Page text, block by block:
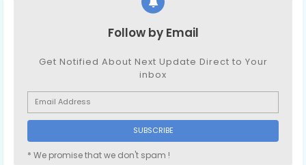
Follow by Email
Get Notified About Next Update Direct to Your
inbox
* We promise that we don't spam !